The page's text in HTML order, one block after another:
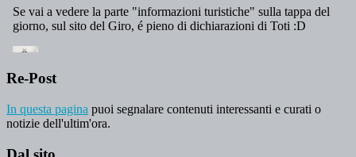
Re-Post
In questa pagina puoi segnalare contenuti interessanti e curati o
notizie dell'ultim'ora.